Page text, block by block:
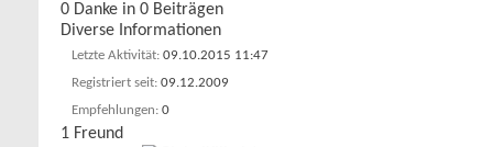
0 Danke in 0 Beiträgen
Diverse Informationen
Letzte Aktivität 09.10.2015 11:47
Registriert seit 09.12.2009
Empfehlungen 0
1 Freund